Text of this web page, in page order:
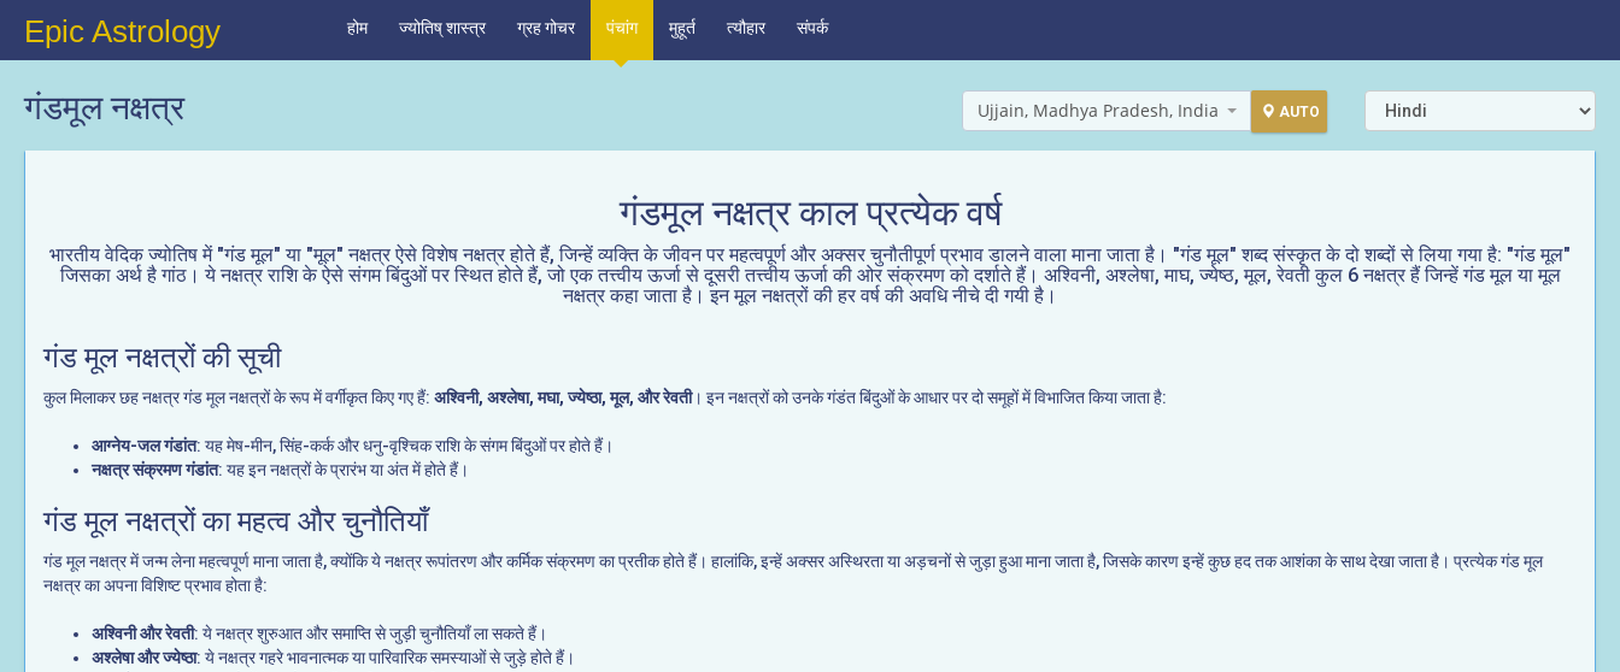
Epic Astrology होम ज्योतिष् शास्त्र ग्रह गोचर पंचांग मुहूर्त त्यौहार संपर्क
गंडमूल नक्षत्र Ujjain, Madhya Pradesh, India AUTO
गंडमूल नक्षत्र काल प्रत्येक वर्ष
भारतीय वेदिक ज्योतिष में "गंड मूल" या "मूल" नक्षत्र ऐसे विशेष नक्षत्र होते हैं, जिन्हें व्यक्ति के जीवन पर महत्वपूर्ण और अक्सर चुनौतीपूर्ण प्रभाव डालने वाला माना जाता है। "गंड मूल" शब्द संस्कृत के दो शब्दों से लिया गया है: "गंड मूल"
जिसका अर्थ है गांठ। ये नक्षत्र राशि के ऐसे संगम बिंदुओं पर स्थित होते हैं, जो एक तत्त्वीय ऊर्जा से दूसरी तत्त्वीय ऊर्जा की ओर संक्रमण को दर्शाते हैं। अश्विनी, अश्लेषा, माघ, ज्येष्ठ, मूल, रेवती कुल 6 नक्षत्र हैं जिन्हें गंड मूल या मूल
नक्षत्र कहा जाता है। इन मूल नक्षत्रों की हर वर्ष की अवधि नीचे दी गयी है।
गंड मूल नक्षत्रों की सूची
कुल मिलाकर छह नक्षत्र गंड मूल नक्षत्रों के रूप में वर्गीकृत किए गए हैं: अश्विनी, अश्लेषा, मघा, ज्येष्ठा, मूल, और रेवती। इन नक्षत्रों को उनके गंडंत बिंदुओं के आधार पर दो समूहों में विभाजित किया जाता है:
आग्नेय-जल गंडांत: यह मेष-मीन, सिंह-कर्क और धनु-वृश्चिक राशि के संगम बिंदुओं पर होते हैं।
नक्षत्र संक्रमण गंडांत: यह इन नक्षत्रों के प्रारंभ या अंत में होते हैं।
गंड मूल नक्षत्रों का महत्व और चुनौतियाँ
गंड मूल नक्षत्र में जन्म लेना महत्वपूर्ण माना जाता है, क्योंकि ये नक्षत्र रूपांतरण और कर्मिक संक्रमण का प्रतीक होते हैं। हालांकि, इन्हें अक्सर अस्थिरता या अड़चनों से जुड़ा हुआ माना जाता है, जिसके कारण इन्हें कुछ हद तक आशंका के साथ देखा जाता है। प्रत्येक गंड मूल
नक्षत्र का अपना विशिष्ट प्रभाव होता है:
अश्विनी और रेवती: ये नक्षत्र शुरुआत और समाप्ति से जुड़ी चुनौतियाँ ला सकते हैं।
अश्लेषा और ज्येष्ठा: ये नक्षत्र गहरे भावनात्मक या पारिवारिक समस्याओं से जुड़े होते हैं।